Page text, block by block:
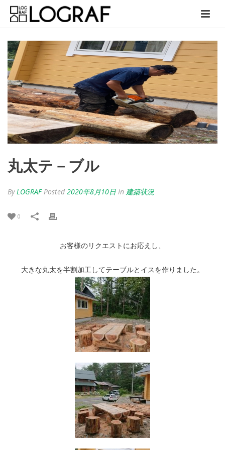
丸太テ－ブル
ByLOGRAF Posted 2020年8月10日 In 建築状況
0
お客様のリクエストにお応えし、
大きな丸太を半割加工してテーブルとイスを作りました。